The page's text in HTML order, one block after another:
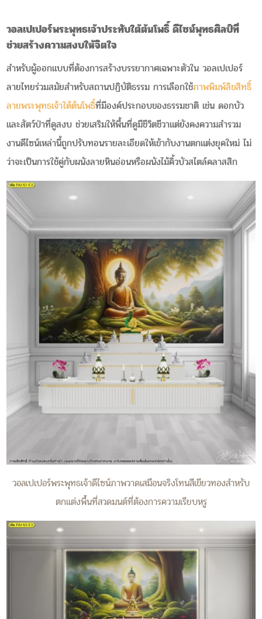
วอลเปเปอร์พระพุทธเจ้าประทับใต้ต้นโพธิ์ ดีไซน์พุทธศิลป์ที่
ช่วยสร้างความสงบให้จิตใจ
สำหรับผู้ออกแบบที่ต้องการสร้างบรรยากาศเฉพาะตัวใน วอลเปเปอร์
ลายไทยร่วมสมัยสำหรับสถานปฏิบัติธรรม การเลือกใช้ภาพพิมพ์ลิขสิทธิ์
ลายพระพุทธเจ้าใต้ต้นโพธิ์ที่มีองค์ประกอบของธรรมชาติ เช่น ดอกบัว
และสัตว์ป่าที่ดูสงบ ช่วยเสริมให้พื้นที่ดูมีชีวิตชีวาแต่ยังคงความสำรวม
งานดีไซน์เหล่านี้ถูกปรับทอนรายละเอียดให้เข้ากับงานตกแต่งยุคใหม่ ไม่
ว่าจะเป็นการใช้คู่กับผนังลายหินอ่อนหรือผนังไม้คิ้วบัวสไตล์คลาสสิก
วอลเปเปอร์พระพุทธเจ้าดีไซน์ภาพวาดเสมือนจริงโทนสีเขียวทองสำหรับ
ตกแต่งพื้นที่สวดมนต์ที่ต้องการความเรียบหรู